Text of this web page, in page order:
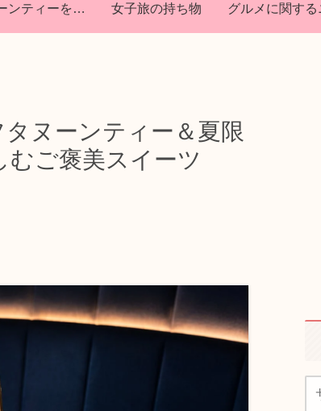
アフタヌーンティーを巡る旅 女子旅の持ち物 グルメに関する
タヌーンティー＆夏限
ご褒美スイーツ